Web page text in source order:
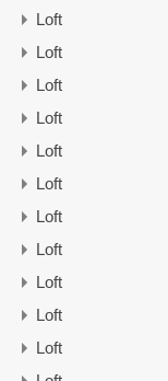
Loft
Loft
Loft
Loft
Loft
Loft
Loft
Loft
Loft
Loft
Loft